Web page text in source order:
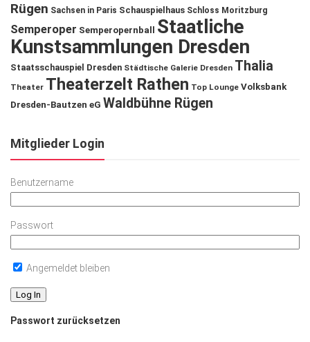
Rügen Sachsen in Paris Schauspielhaus Schloss Moritzburg
Semperoper Semperopernball
Staatliche
Kunstsammlungen Dresden
Staatsschauspiel Dresden Städtische Galerie Dresden Thalia
Theater Theaterzelt Rathen Top Lounge Volksbank
Dresden-Bautzen eG Waldbühne Rügen
Mitglieder Login
Benutzername
Passwort
Angemeldet bleiben
Passwort zurücksetzen